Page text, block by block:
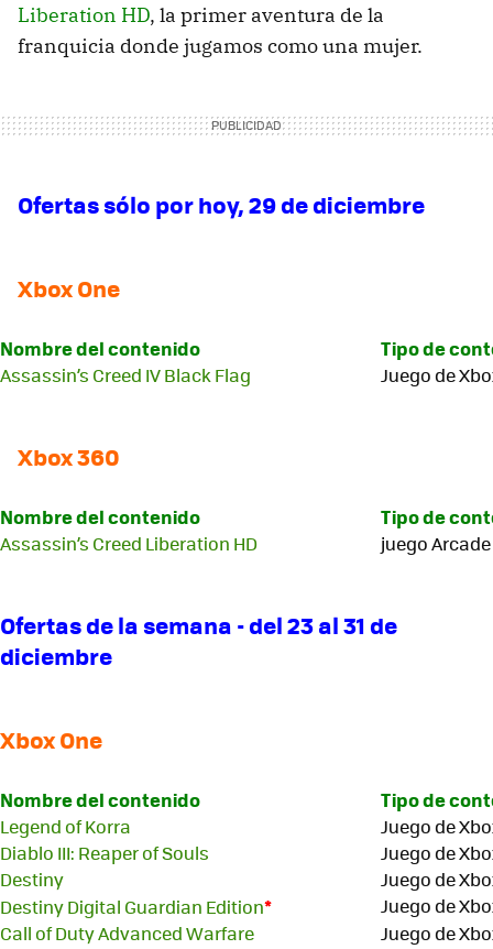
Liberation HD, la primer aventura de la
franquicia donde jugamos como una mujer.
Ofertas sólo por hoy, 29 de diciembre
Xbox One
Nombre del contenido Tipo de
Assassin’s Creed IV Black Flag Juego de
Xbox 360
Nombre del contenido Tipo de
Assassin’s Creed Liberation HD juego Arcade
Ofertas de la semana - del 23 al 31 de
diciembre
Xbox One
Nombre del contenido Tipo de
Legend of Korra
Juego de
Diablo III: Reaper of Souls
Juego de
Destiny
Juego de
Destiny Digital Guardian Edition*
Juego de
Call of Duty Advanced Warfare
Juego de